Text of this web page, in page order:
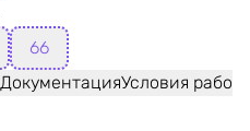
66
ДокументацияУсловия